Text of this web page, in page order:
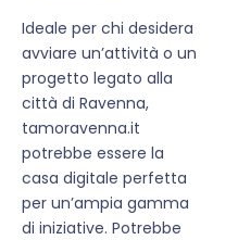
Ideale per chi desidera
avviare un’attività o un
progetto legato alla
città di Ravenna,
tamoravenna.it
potrebbe essere la
casa digitale perfetta
per un’ampia gamma
di iniziative. Potrebbe